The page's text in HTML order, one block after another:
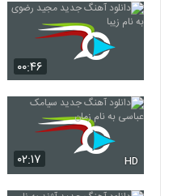
۰۰:۴۶
۰۲:۱۷ HD